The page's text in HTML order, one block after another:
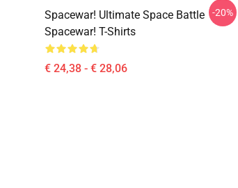
Spacewar! Ultimate Space Battle
Spacewar! T-Shirts
€ 24,38 - € 28,06
-20%